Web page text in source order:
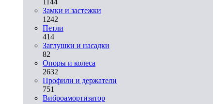
Замки и застежки
1242
Петли
414
Заглушки и насадки
82
Опоры и колеса
2632
Профили и держатели
751
Виброамортизатор